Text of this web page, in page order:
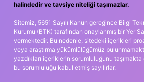
halindedir ve tavsiye niteliği taşımazlar.
Sitemiz, 5651 Sayılı Kanun gereğince Bilgi
Kurumu (BTK) tarafından onaylanmış bir Yer
vermektedir. Bu nedenle, sitedeki içerikleri
veya araştırma yükümlülüğümüz
yazdıkları içeriklerin sorumluluğunu
bu sorumluluğu kabul etmiş sayılırlar.